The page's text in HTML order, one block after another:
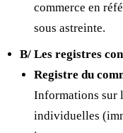
commerce en
sous astreinte.
B/ Les registres
Registre du
Informations sur
individuelles